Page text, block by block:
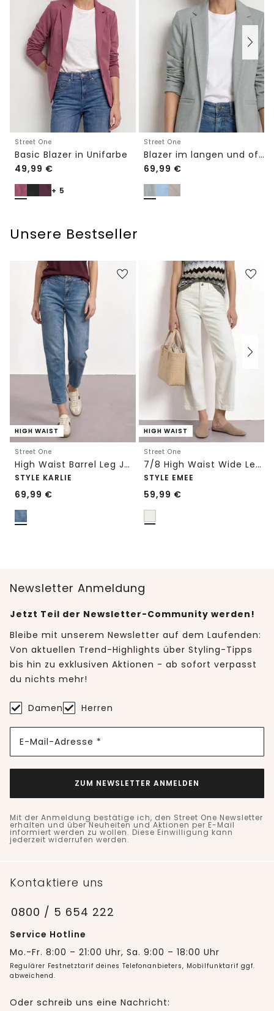
Street One
Basic Blazer in Unifarbe
49,99 €
+ 5
Street One
Blazer im langen und offenen Schnitt
69,99 €
Unsere Bestseller
HIGH WAIST
Street One
High Waist Barrel Leg Jeans im Loose Fit
STYLE KARLIE
69,99 €
HIGH WAIST
Street One
7/8 High Waist Wide Leg Jeans im Loose Fit
STYLE EMEE
59,99 €
Newsletter Anmeldung
Jetzt Teil der Newsletter-Community werden!
Bleibe mit unserem Newsletter auf dem Laufenden:
Von aktuellen Trend-Highlights über Styling-Tipps
bis hin zu exklusiven Aktionen - ab sofort verpasst
du nichts mehr!
Damen Herren
E-Mail-Adresse *
ZUM NEWSLETTER ANMELDEN
Mit der Anmeldung bestätige ich, den Street One Newsletter
erhalten und über Neuheiten und Aktionen per E-Mail
informiert werden zu wollen. Diese Einwilligung kann
jederzeit widerrufen werden.
Kontaktiere uns
0800 / 5 654 222
Service Hotline
Mo.-Fr. 8:00 – 21:00 Uhr, Sa. 9:00 – 18:00 Uhr
Regulärer Festnetztarif deines Telefonanbieters, Mobilfunktarif ggf.
abweichend.
Oder schreib uns eine Nachricht: